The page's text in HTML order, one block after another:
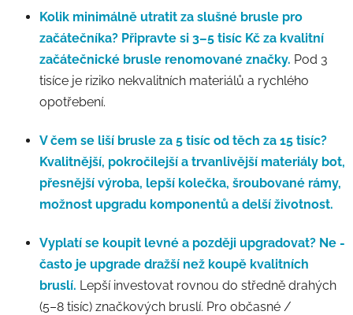
Kolik minimálně utratit za slušné brusle pro
začátečníka? Připravte si 3–5 tisíc Kč za kvalitní
začátečnické brusle renomované značky. Pod 3
tisíce je riziko nekvalitních materiálů a rychlého
opotřebení.
V čem se liší brusle za 5 tisíc od těch za 15 tisíc?
Kvalitnější, pokročilejší a trvanlivější materiály bot,
přesnější výroba, lepší kolečka, šroubované rámy,
možnost upgradu komponentů a delší životnost.
Vyplatí se koupit levné a později upgradovat? Ne -
často je upgrade dražší než koupě kvalitních
bruslí. Lepší investovat rovnou do středně drahých
(5–8 tisíc) značkových bruslí. Pro občasné /